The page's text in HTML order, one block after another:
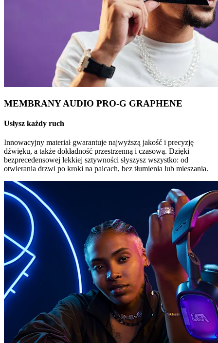
MEMBRANY AUDIO PRO-G GRAPHENE
Usłysz każdy ruch
Innowacyjny materiał gwarantuje najwyższą jakość i precyzję
dźwięku, a także dokładność przestrzenną i czasową. Dzięki
bezprecedensowej lekkiej sztywności słyszysz wszystko: od
otwierania drzwi po kroki na palcach, bez tłumienia lub mieszania.